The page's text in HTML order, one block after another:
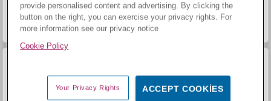
Büyük Mahjong Eşleme Harvest Honors Classic
provide personalised content and advertising. By clicking the
button on the right, you can exercise your privacy rights. For
more information see our privacy notice
Cookie Policy
Your Privacy Rights ACCEPT COOKIES